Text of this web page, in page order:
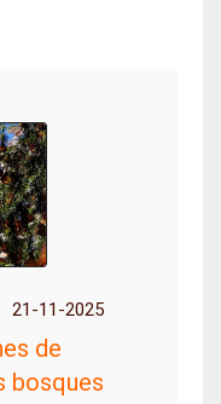
21-11-2025
de
bosques